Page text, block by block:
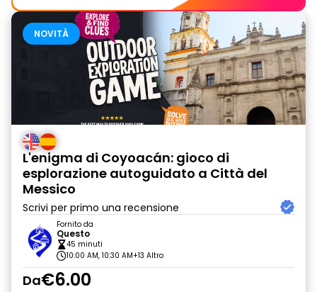
NOVITÀ
L'enigma di Coyoacán: gioco di
esplorazione autoguidato a Città del
Messico
Scrivi per primo una recensione
Fornito da
Questo
45 minuti
10:00 AM, 10:30 AM+13 Altro
Da€6.00